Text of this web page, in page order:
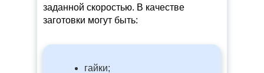
заданной скоростью. В качестве
заготовки могут быть:
гайки;